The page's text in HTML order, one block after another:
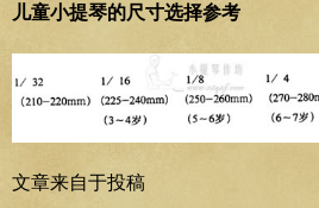
儿童小提琴的尺寸选择参考
文章来自于投稿